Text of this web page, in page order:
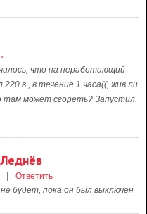
что на неработающий
в., в течение 1 часа((, жив ли
там может сгореть? Запустил,
|
Ответить
будет, пока он был выключен